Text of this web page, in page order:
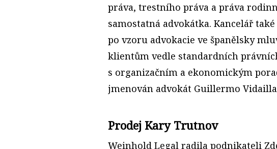
práva, trestního práva a práva
samostatná advokátka. Kancelář
po vzoru advokacie ve španělsky
klientům vedle standardních
s organizačním a ekonomickým
jmenován advokát Guillermo
Prodej Kary Trutnov
Weinhold Legal radila podnikateli